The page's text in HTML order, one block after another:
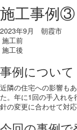
施工事例③
2023年9月 朝霞市
施工前
施工後
事例について
近隣の住宅への影響も
た。年に1回の手入れ
針の変更に合わせて対応